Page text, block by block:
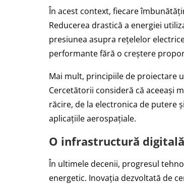
În acest context, fiecare
Reducerea drastică a energiei
presiunea asupra rețelelor
performante fără o creștere
Mai mult, principiile de proiectare
Cercetătorii consideră că aceeași
răcire, de la electronica de putere
aplicațiile aerospațiale.
O infrastructură
În ultimele decenii, progresul
energetic. Inovația dezvoltată de